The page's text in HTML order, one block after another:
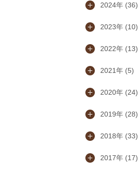
2024年 (36)
2023年 (10)
2022年 (13)
2021年 (5)
2020年 (24)
2019年 (28)
2018年 (33)
2017年 (17)